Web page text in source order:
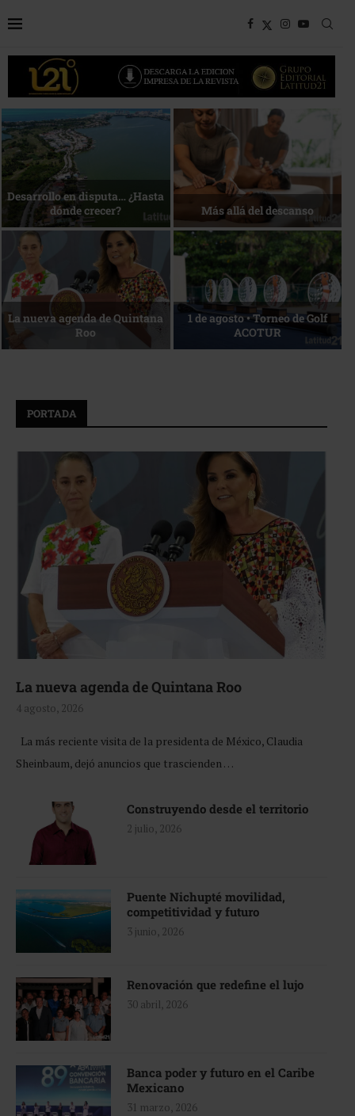
Bottega, un viaje servido a la
mesa
Energía que Impulsa la
competitividad
Reconocimiento de viajeros La esencia del servicio
PORTADA
La nueva agenda de Quintana Roo
4 agosto, 2026
La más reciente visita de la presidenta de México, Claudia
Sheinbaum, dejó anuncios que trascienden …
Construyendo desde el territorio
2 julio, 2026
Puente Nichupté movilidad,
competitividad y futuro
3 junio, 2026
Renovación que redefine el lujo
30 abril, 2026
Banca poder y futuro en el Caribe
Mexicano
31 marzo, 2026